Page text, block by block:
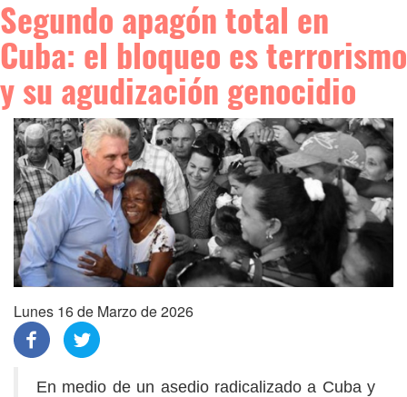
Segundo apagón total en
Cuba: el bloqueo es terrorismo
y su agudización genocidio
Lunes 16 de Marzo de 2026
En medio de un asedio radicalizado a Cuba y